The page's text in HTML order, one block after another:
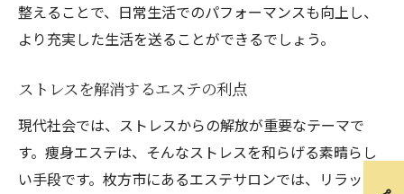
整えることで、日常生活でのパフォーマンスも向上し、
より充実した生活を送ることができるでしょう。
ストレスを解消するエステの利点
現代社会では、ストレスからの解放が重要なテーマで
す。痩身エステは、そんなストレスを和らげる素晴らし
い手段です。枚方市にあるエステサロンでは、リラック